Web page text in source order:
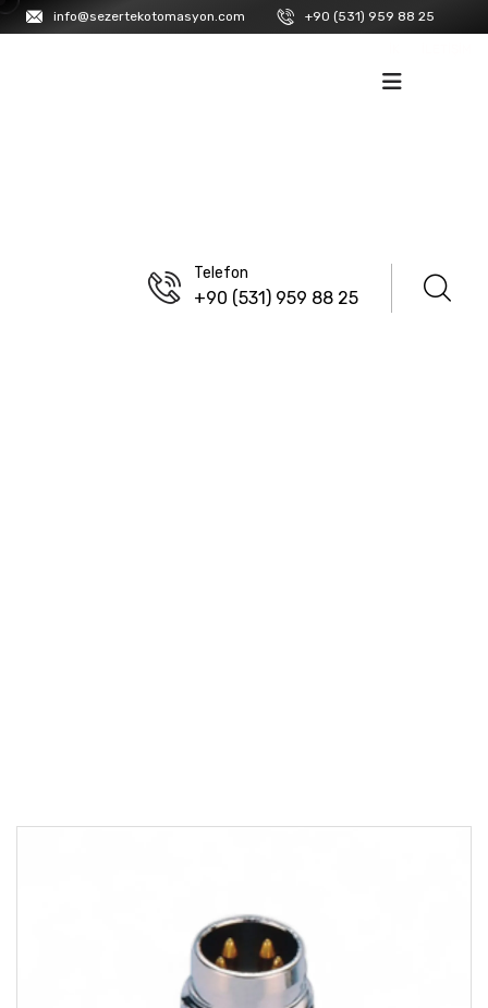
info@sezertekotomasyon.com +90 (531) 959 88 25
Telefon
+90 (531) 959 88 25